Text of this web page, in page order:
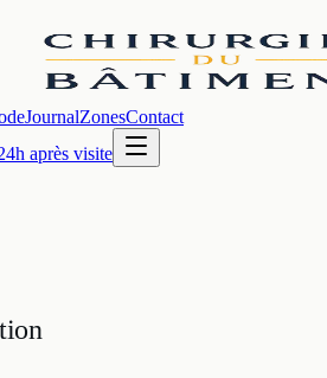
JournalZonesContact
après visite